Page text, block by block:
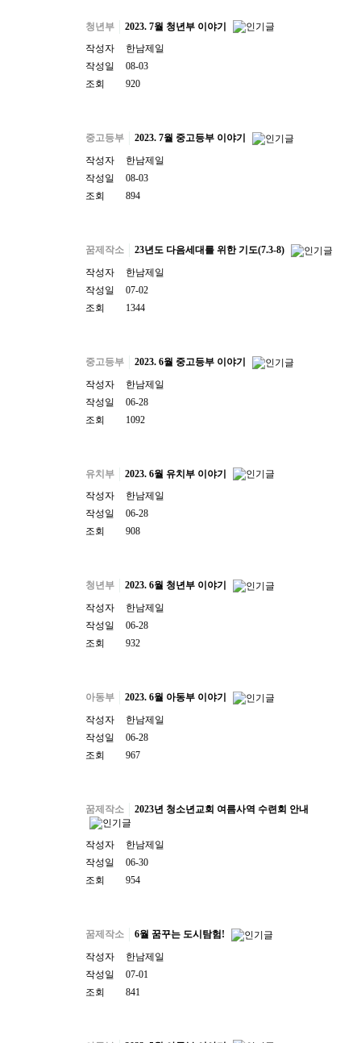
청년부
2023. 7월 청년부 이야기
작성자
한남제일
작성일
08-03
조회
920
중고등부
2023. 7월 중고등부 이야기
작성자
한남제일
작성일
08-03
조회
894
꿈제작소
23년도 다음세대를 위한 기도(7.3-8)
작성자
한남제일
작성일
07-02
조회
1344
중고등부
2023. 6월 중고등부 이야기
작성자
한남제일
작성일
06-28
조회
1092
유치부
2023. 6월 유치부 이야기
작성자
한남제일
작성일
06-28
조회
908
청년부
2023. 6월 청년부 이야기
작성자
한남제일
작성일
06-28
조회
932
아동부
2023. 6월 아동부 이야기
작성자
한남제일
작성일
06-28
조회
967
꿈제작소 2023년 청소년교회 여름사역 수련회 안내
작성자
한남제일
작성일
06-30
조회
954
꿈제작소
6월 꿈꾸는 도시탐험!
작성자
한남제일
작성일
07-01
조회
841